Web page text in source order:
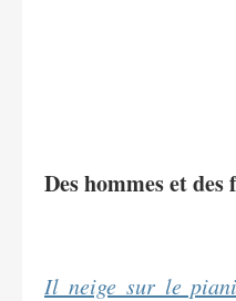
Des hommes et des
Il neige sur le